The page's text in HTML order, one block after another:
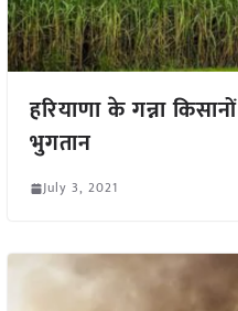
हरियाणा के गन्ना
भुगतान
July 3, 2021